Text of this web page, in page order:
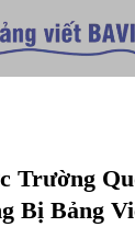
Trường
Bị Bảng